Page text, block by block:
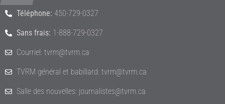
Téléphone: 450-729-0327
Sans frais: 1-888-729-0327
Courriel: tvrm@tvrm.ca
TVRM général et babillard: tvrm@tvrm.ca
Salle des nouvelles: journalistes@tvrm.ca